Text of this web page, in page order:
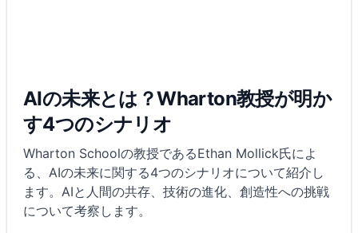
AIの未来とは？Wharton教授が明か
す4つのシナリオ
Wharton Schoolの教授であるEthan Mollick氏によ
る、AIの未来に関する4つのシナリオについて紹介し
ます。AIと人間の共存、技術の進化、創造性への挑戦
について考察します。